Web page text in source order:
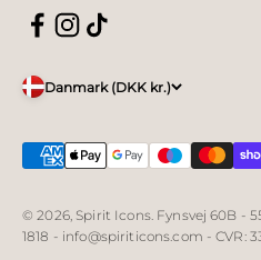
Danmark (DKK kr.)
© 2026, Spirit Icons. Fynsvej 60B -
1818 - info@spiriticons.com - CVR: